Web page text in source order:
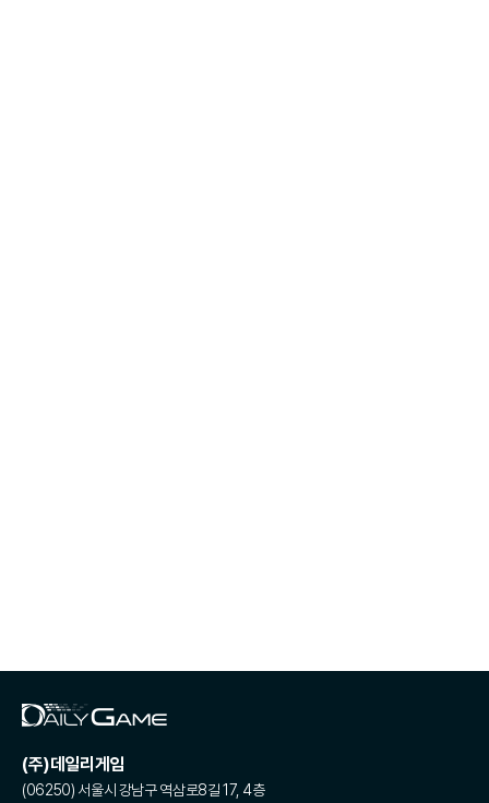
(주)데일리게임
(06250) 서울시 강남구 역삼로8길 17, 4층